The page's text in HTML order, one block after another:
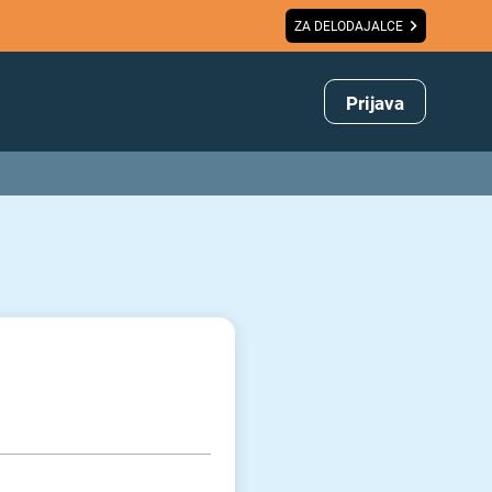
ZA DELODAJALCE
Prijava